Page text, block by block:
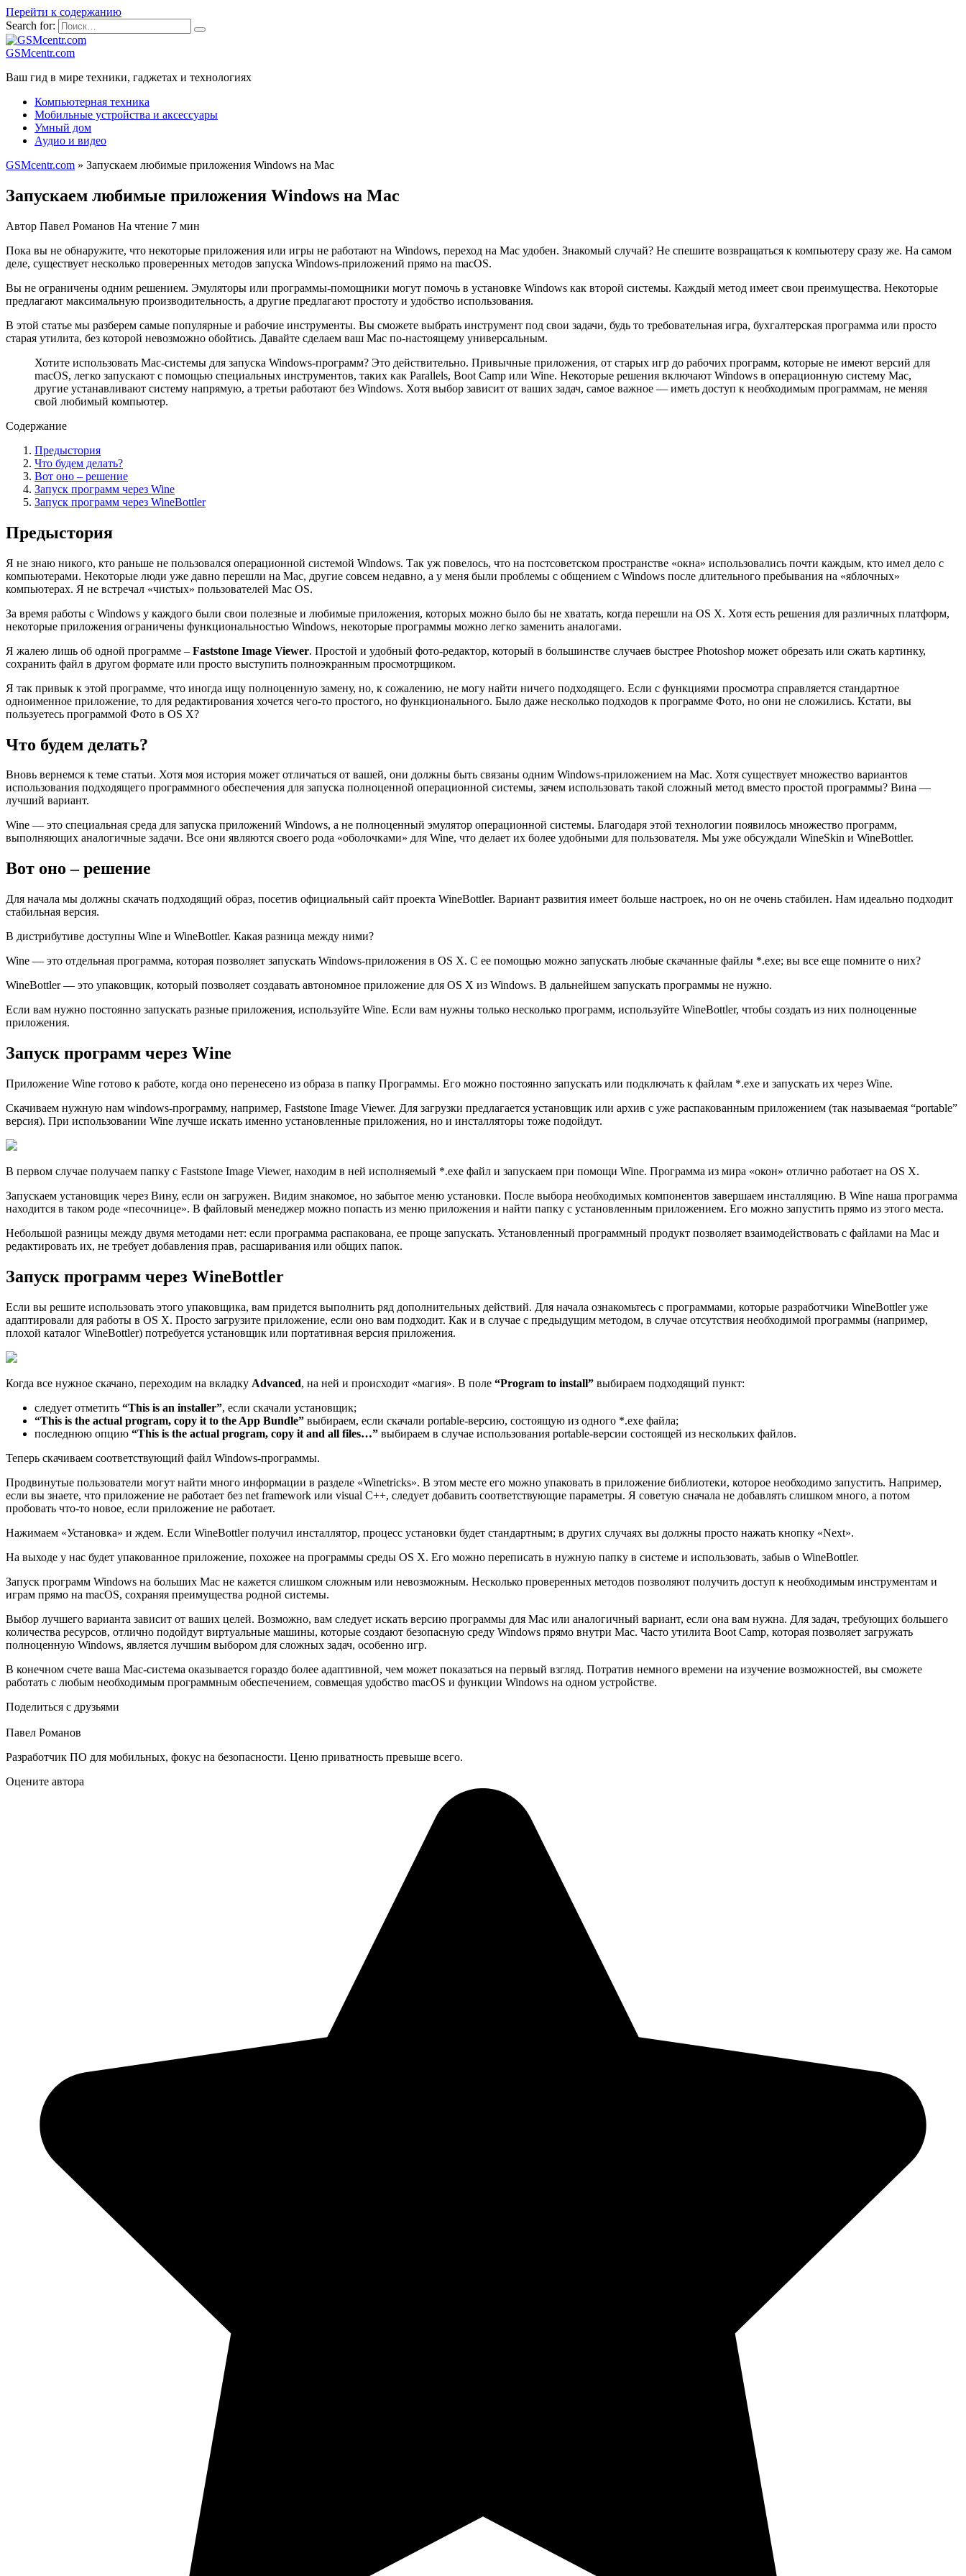
Перейти к содержанию
Search for:
GSMcentr.com
Ваш гид в мире техники, гаджетах и технологиях
Компьютерная техника
Мобильные устройства и аксессуары
Умный дом
Аудио и видео
GSMcentr.com » Запускаем любимые приложения Windows на Mac
Запускаем любимые приложения Windows на Mac
Автор Павел Романов На чтение 7 мин
Пока вы не обнаружите, что некоторые приложения или игры не работают на Windows, переход на Mac удобен. Знакомый случай? Не спешите возвращаться к компьютеру сразу же. На самом
деле, существует несколько проверенных методов запуска Windows-приложений прямо на macOS.
Вы не ограничены одним решением. Эмуляторы или программы-помощники могут помочь в установке Windows как второй системы. Каждый метод имеет свои преимущества. Некоторые
предлагают максимальную производительность, а другие предлагают простоту и удобство использования.
В этой статье мы разберем самые популярные и рабочие инструменты. Вы сможете выбрать инструмент под свои задачи, будь то требовательная игра, бухгалтерская программа или просто
старая утилита, без которой невозможно обойтись. Давайте сделаем ваш Mac по-настоящему универсальным.
Хотите использовать Mac-системы для запуска Windows-программ? Это действительно. Привычные приложения, от старых игр до рабочих программ, которые не имеют версий для
macOS, легко запускают с помощью специальных инструментов, таких как Parallels, Boot Camp или Wine. Некоторые решения включают Windows в операционную систему Mac,
другие устанавливают систему напрямую, а третьи работают без Windows. Хотя выбор зависит от ваших задач, самое важное — иметь доступ к необходимым программам, не меняя
свой любимый компьютер.
Содержание
Предыстория
Что будем делать?
Вот оно – решение
Запуск программ через Wine
Запуск программ через WineBottler
Предыстория
Я не знаю никого, кто раньше не пользовался операционной системой Windows. Так уж повелось, что на постсоветском пространстве «окна» использовались почти каждым, кто имел дело с
компьютерами. Некоторые люди уже давно перешли на Mac, другие совсем недавно, а у меня были проблемы с общением с Windows после длительного пребывания на «яблочных»
компьютерах. Я не встречал «чистых» пользователей Mac OS.
За время работы с Windows у каждого были свои полезные и любимые приложения, которых можно было бы не хватать, когда перешли на OS X. Хотя есть решения для различных платформ,
некоторые приложения ограничены функциональностью Windows, некоторые программы можно легко заменить аналогами.
Я жалею лишь об одной программе – Faststone Image Viewer. Простой и удобный фото-редактор, который в большинстве случаев быстрее Photoshop может обрезать или сжать картинку,
сохранить файл в другом формате или просто выступить полноэкранным просмотрщиком.
Я так привык к этой программе, что иногда ищу полноценную замену, но, к сожалению, не могу найти ничего подходящего. Если с функциями просмотра справляется стандартное
одноименное приложение, то для редактирования хочется чего-то простого, но функционального. Было даже несколько подходов к программе Фото, но они не сложились. Кстати, вы
пользуетесь программой Фото в OS X?
Что будем делать?
Вновь вернемся к теме статьи. Хотя моя история может отличаться от вашей, они должны быть связаны одним Windows-приложением на Mac. Хотя существует множество вариантов
использования подходящего программного обеспечения для запуска полноценной операционной системы, зачем использовать такой сложный метод вместо простой программы? Вина —
лучший вариант.
Wine — это специальная среда для запуска приложений Windows, а не полноценный эмулятор операционной системы. Благодаря этой технологии появилось множество программ,
выполняющих аналогичные задачи. Все они являются своего рода «оболочками» для Wine, что делает их более удобными для пользователя. Мы уже обсуждали WineSkin и WineBottler.
Вот оно – решение
Для начала мы должны скачать подходящий образ, посетив официальный сайт проекта WineBottler. Вариант развития имеет больше настроек, но он не очень стабилен. Нам идеально подходит
стабильная версия.
В дистрибутиве доступны Wine и WineBottler. Какая разница между ними?
Wine — это отдельная программа, которая позволяет запускать Windows-приложения в OS X. С ее помощью можно запускать любые скачанные файлы *.exe; вы все еще помните о них?
WineBottler — это упаковщик, который позволяет создавать автономное приложение для OS X из Windows. В дальнейшем запускать программы не нужно.
Если вам нужно постоянно запускать разные приложения, используйте Wine. Если вам нужны только несколько программ, используйте WineBottler, чтобы создать из них полноценные
приложения.
Запуск программ через Wine
Приложение Wine готово к работе, когда оно перенесено из образа в папку Программы. Его можно постоянно запускать или подключать к файлам *.exe и запускать их через Wine.
Скачиваем нужную нам windows-программу, например, Faststone Image Viewer. Для загрузки предлагается установщик или архив с уже распакованным приложением (так называемая “portable”
версия). При использовании Wine лучше искать именно установленные приложения, но и инсталляторы тоже подойдут.
В первом случае получаем папку с Faststone Image Viewer, находим в ней исполняемый *.exe файл и запускаем при помощи Wine. Программа из мира «окон» отлично работает на OS X.
Запускаем установщик через Вину, если он загружен. Видим знакомое, но забытое меню установки. После выбора необходимых компонентов завершаем инсталляцию. В Wine наша программа
находится в таком роде «песочнице». В файловый менеджер можно попасть из меню приложения и найти папку с установленным приложением. Его можно запустить прямо из этого места.
Небольшой разницы между двумя методами нет: если программа распакована, ее проще запускать. Установленный программный продукт позволяет взаимодействовать с файлами на Mac и
редактировать их, не требует добавления прав, расшаривания или общих папок.
Запуск программ через WineBottler
Если вы решите использовать этого упаковщика, вам придется выполнить ряд дополнительных действий. Для начала ознакомьтесь с программами, которые разработчики WineBottler уже
адаптировали для работы в OS X. Просто загрузите приложение, если оно вам подходит. Как и в случае с предыдущим методом, в случае отсутствия необходимой программы (например,
плохой каталог WineBottler) потребуется установщик или портативная версия приложения.
Когда все нужное скачано, переходим на вкладку Advanced, на ней и происходит «магия». В поле “Program to install” выбираем подходящий пункт:
следует отметить “This is an installer”, если скачали установщик;
“This is the actual program, copy it to the App Bundle” выбираем, если скачали portable-версию, состоящую из одного *.exe файла;
последнюю опцию “This is the actual program, copy it and all files…” выбираем в случае использования portable-версии состоящей из нескольких файлов.
Теперь скачиваем соответствующий файл Windows-программы.
Продвинутые пользователи могут найти много информации в разделе «Winetricks». В этом месте его можно упаковать в приложение библиотеки, которое необходимо запустить. Например,
если вы знаете, что приложение не работает без net framework или visual C++, следует добавить соответствующие параметры. Я советую сначала не добавлять слишком много, а потом
пробовать что-то новое, если приложение не работает.
Нажимаем «Установка» и ждем. Если WineBottler получил инсталлятор, процесс установки будет стандартным; в других случаях вы должны просто нажать кнопку «Next».
На выходе у нас будет упакованное приложение, похожее на программы среды OS X. Его можно переписать в нужную папку в системе и использовать, забыв о WineBottler.
Запуск программ Windows на больших Mac не кажется слишком сложным или невозможным. Несколько проверенных методов позволяют получить доступ к необходимым инструментам и
играм прямо на macOS, сохраняя преимущества родной системы.
Выбор лучшего варианта зависит от ваших целей. Возможно, вам следует искать версию программы для Mac или аналогичный вариант, если она вам нужна. Для задач, требующих большего
количества ресурсов, отлично подойдут виртуальные машины, которые создают безопасную среду Windows прямо внутри Mac. Часто утилита Boot Camp, которая позволяет загружать
полноценную Windows, является лучшим выбором для сложных задач, особенно игр.
В конечном счете ваша Mac-система оказывается гораздо более адаптивной, чем может показаться на первый взгляд. Потратив немного времени на изучение возможностей, вы сможете
работать с любым необходимым программным обеспечением, совмещая удобство macOS и функции Windows на одном устройстве.
Поделиться с друзьями
Павел Романов
Разработчик ПО для мобильных, фокус на безопасности. Ценю приватность превыше всего.
Оцените автора